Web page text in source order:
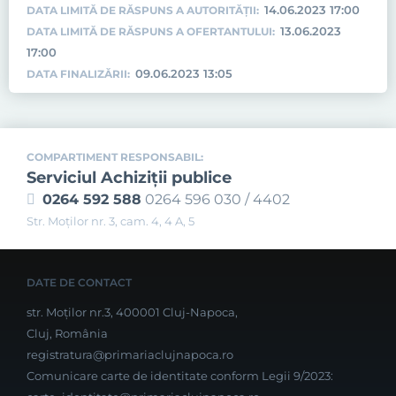
DATA LIMITĂ DE RĂSPUNS A AUTORITĂȚII: 14.06.2023 17:00
DATA LIMITĂ DE RĂSPUNS A OFERTANTULUI: 13.06.2023
17:00
DATA FINALIZĂRII: 09.06.2023 13:05
COMPARTIMENT RESPONSABIL:
Serviciul Achiziţii publice
0264 592 588 0264 596 030 / 4402
Str. Moţilor nr. 3, cam. 4, 4 A, 5
DATE DE CONTACT
str. Moților nr.3, 400001 Cluj-Napoca,
Cluj, România
registratura@primariaclujnapoca.ro
Comunicare carte de identitate conform Legii 9/2023: